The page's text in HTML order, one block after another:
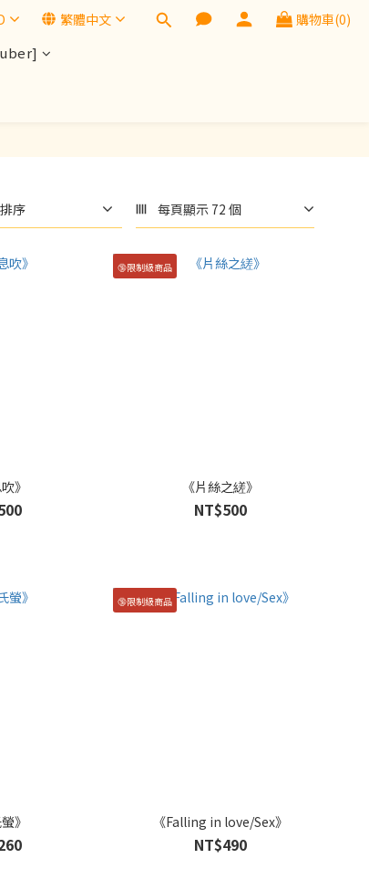
繁體中文 購物車(0)
序 每頁顯示 72 個
》
🔞限制級商品
《片絲之縒》
NT$500
》
🔞限制級商品
《Falling in love/Sex》
NT$490